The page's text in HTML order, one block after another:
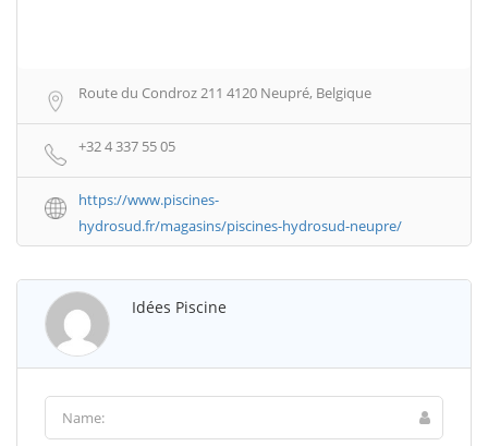
Route du Condroz 211 4120 Neupré, Belgique
+32 4 337 55 05
https://www.piscines-
hydrosud.fr/magasins/piscines-hydrosud-neupre/
Idées Piscine